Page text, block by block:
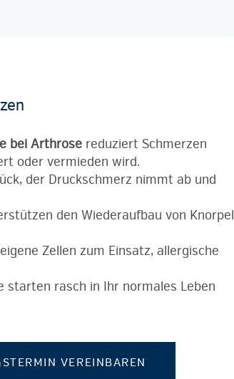
bei Arthrose reduziert Schmerzen
oder vermieden wird.
der Druckschmerz nimmt ab und
den Wiederaufbau von Knorpel
Zellen zum Einsatz, allergische
starten rasch in Ihr normales Leben
VEREINBAREN